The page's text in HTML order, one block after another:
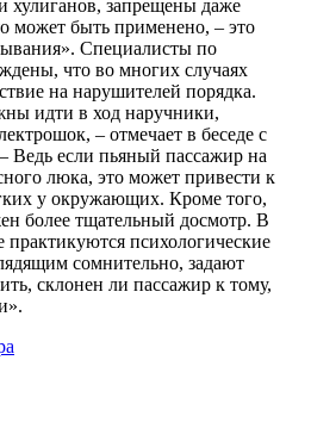
хулиганов, запрещены даже
может быть применено, – это
Специалисты по
что во многих случаях
на нарушителей порядка.
идти в ход наручники,
, – отмечает в беседе с
Ведь если пьяный пассажир на
люка, это может привести к
у окружающих. Кроме того,
более тщательный досмотр. В
практикуются психологические
сомнительно, задают
склонен ли пассажир к тому,